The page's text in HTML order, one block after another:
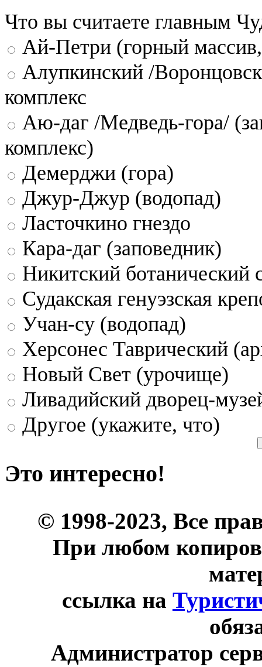
Что вы считаете главным
Ай-Петри (горный
Алупкинский /
комплекс
Аю-даг /Медведь-гора/
комплекс)
Демерджи (гора)
Джур-Джур (водопад)
Ласточкино гнездо
Кара-даг (заповедник)
Никитский ботанический
Судакская генуэзская
Учан-су (водопад)
Херсонес Таврический
Новый Свет (урочище)
Ливадийский дворец-
Другое (укажите, что)
Это интересно!
© 1998-2023, Все
При любом
ссылка на
Администратор